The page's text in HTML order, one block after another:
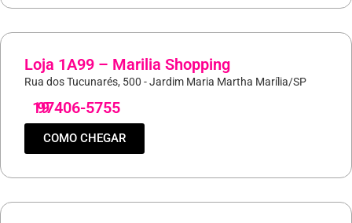
Loja 1A99 – Marilia Shopping
Rua dos Tucunarés, 500 - Jardim Maria Martha Marília/SP
19
97406-5755
COMO CHEGAR